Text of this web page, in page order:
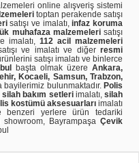
online alışveriş sistemi
toptan perakende satışı
satışı ve imalatı,infaz koruma
muhafaza malzemelerisatışı
imalatı,112 acil malzemeleri
ve imalatı ve diğer resmi
satışı imalatı ve binlerce
başta olmak üzere Ankara,
Kocaeli, Samsun, Trabzon,
bulunmaktadır. Polis
silah bakım setleriimalatı,silah
kostümü aksesuarlarıimalatı
yerlere ürün tedariki
showroom, Bayrampaşa Çevik